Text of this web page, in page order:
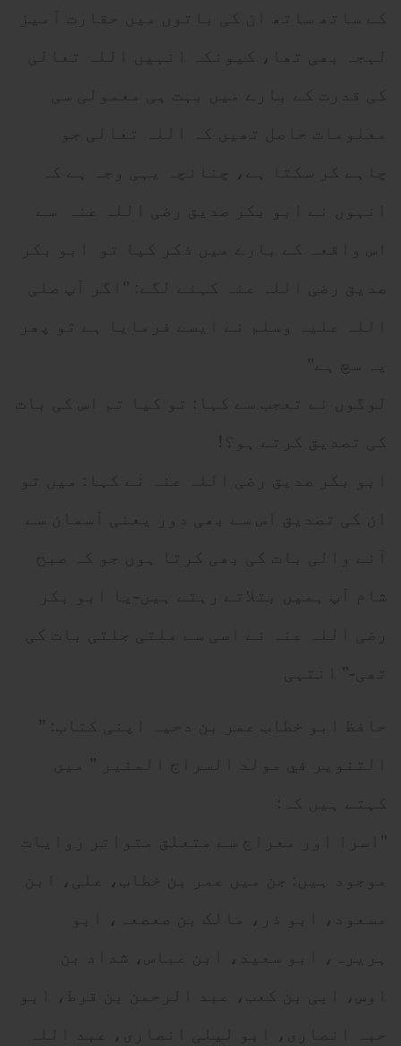
کے ساتھ ساتھ ان کی باتوں میں حقارت آمیز
لہجہ بھی تھا، کیونکہ انہیں اللہ تعالی
کی قدرت کے بارے میں بہت ہی معمولی سی
معلومات حاصل تھیں کہ اللہ تعالی جو
چاہے کر سکتا ہے، چنانچہ یہی وجہ ہے کہ
انہوں نے ابو بکر صدیق رضی اللہ عنہ سے
اس واقعہ کے بارے میں ذکر کیا تو ابو بکر
صدیق رضی اللہ عنہ کہنے لگے: "اگر آپ صلی
اللہ علیہ وسلم نے ایسے فرمایا ہے تو پھر
یہ سچ ہے"
لوگوں نے تعجب سے کہا: تو کیا تم اس کی بات
کی تصدیق کرتے ہو؟!
ابو بکر صدیق رضی اللہ عنہ نے کہا: میں تو
ان کی تصدیق اس سے بھی دور یعنی آسمان سے
آنے والی بات کی بھی کرتا ہوں جو کہ صبح
شام آپ ہمیں بتلاتے رہتے ہیں-یا ابو بکر
رضی اللہ عنہ نے اسی سے ملتی جلتی بات کی
تھی-" انتہی
حافظ ابو خطاب عمر بن دحیہ اپنی کتاب: "
التنوير في مولد السراج المنير " میں
کہتے ہیں کہ:
"اسرا اور معراج سے متعلق متواتر روایات
موجود ہیں: جن میں عمر بن خطاب، علی، ابن
مسعود، ابو ذر، مالک بن صعصعہ، ابو
ہریرہ، ابو سعید، ابن عباس، شداد بن
اوس، ابی بن کعب، عبد الرحمن بن قرط، ابو
حبہ انصاری، ابو لیلی انصاری، عبد اللہ